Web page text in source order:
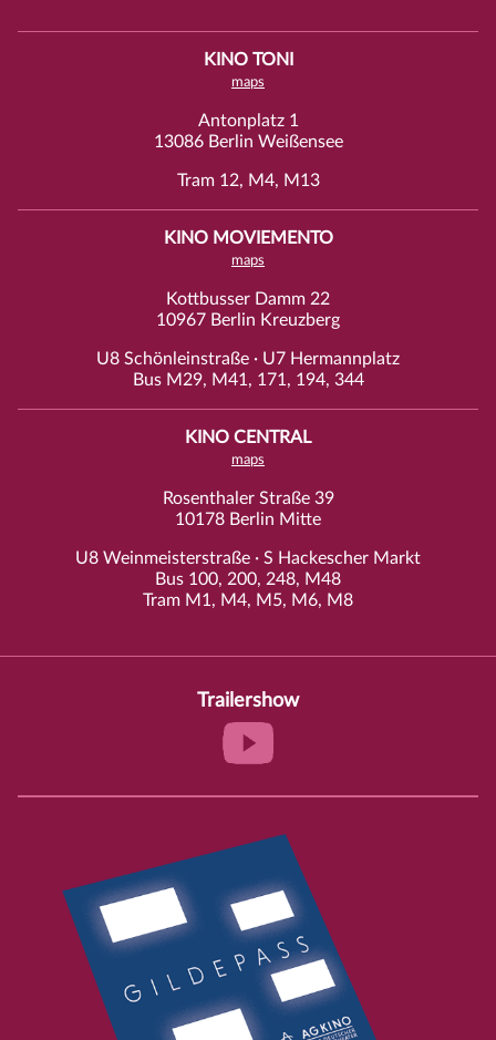
KINO TONI
maps
Antonplatz 1
13086 Berlin Weißensee
Tram 12, M4, M13
KINO MOVIEMENTO
maps
Kottbusser Damm 22
10967 Berlin Kreuzberg
U8 Schönleinstraße · U7 Hermannplatz
Bus M29, M41, 171, 194, 344
KINO CENTRAL
maps
Rosenthaler Straße 39
10178 Berlin Mitte
U8 Weinmeisterstraße · S Hackescher Markt
Bus 100, 200, 248, M48
Tram M1, M4, M5, M6, M8
Trailershow